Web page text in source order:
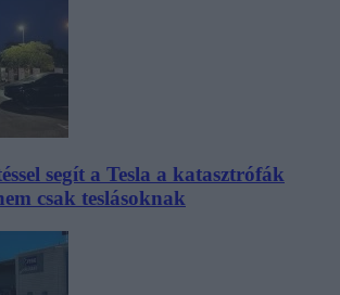
segít a Tesla a katasztrófák
csak teslásoknak